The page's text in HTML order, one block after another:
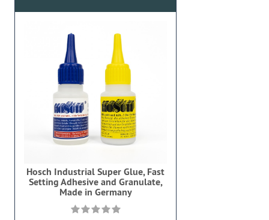
Hosch Industrial Super Glue, Fast
Setting Adhesive and Granulate,
Made in Germany